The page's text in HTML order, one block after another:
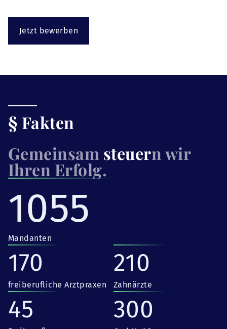
Jetzt bewerben
§ Fakten
Gemeinsam steuern wir
Ihren Erfolg.
1055
Mandanten
170
freiberufliche Arztpraxen
210
Zahnärzte
45 300